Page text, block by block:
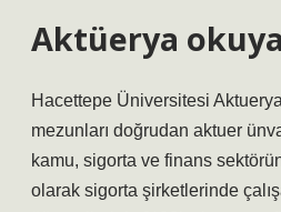
Aktüerya
Hacettepe Üniversitesi
mezunları doğrudan aktuer
kamu, sigorta ve finans
olarak sigorta şirketlerinde